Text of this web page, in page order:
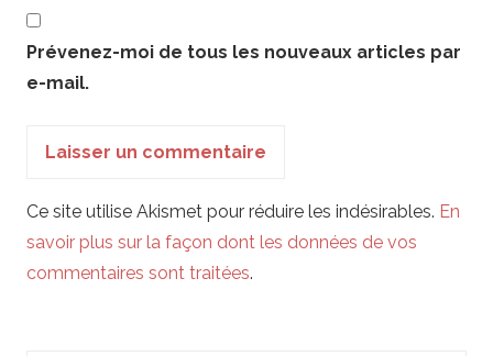
Prévenez-moi de tous les nouveaux articles par
e-mail.
Ce site utilise Akismet pour réduire les indésirables. En
savoir plus sur la façon dont les données de vos
commentaires sont traitées.